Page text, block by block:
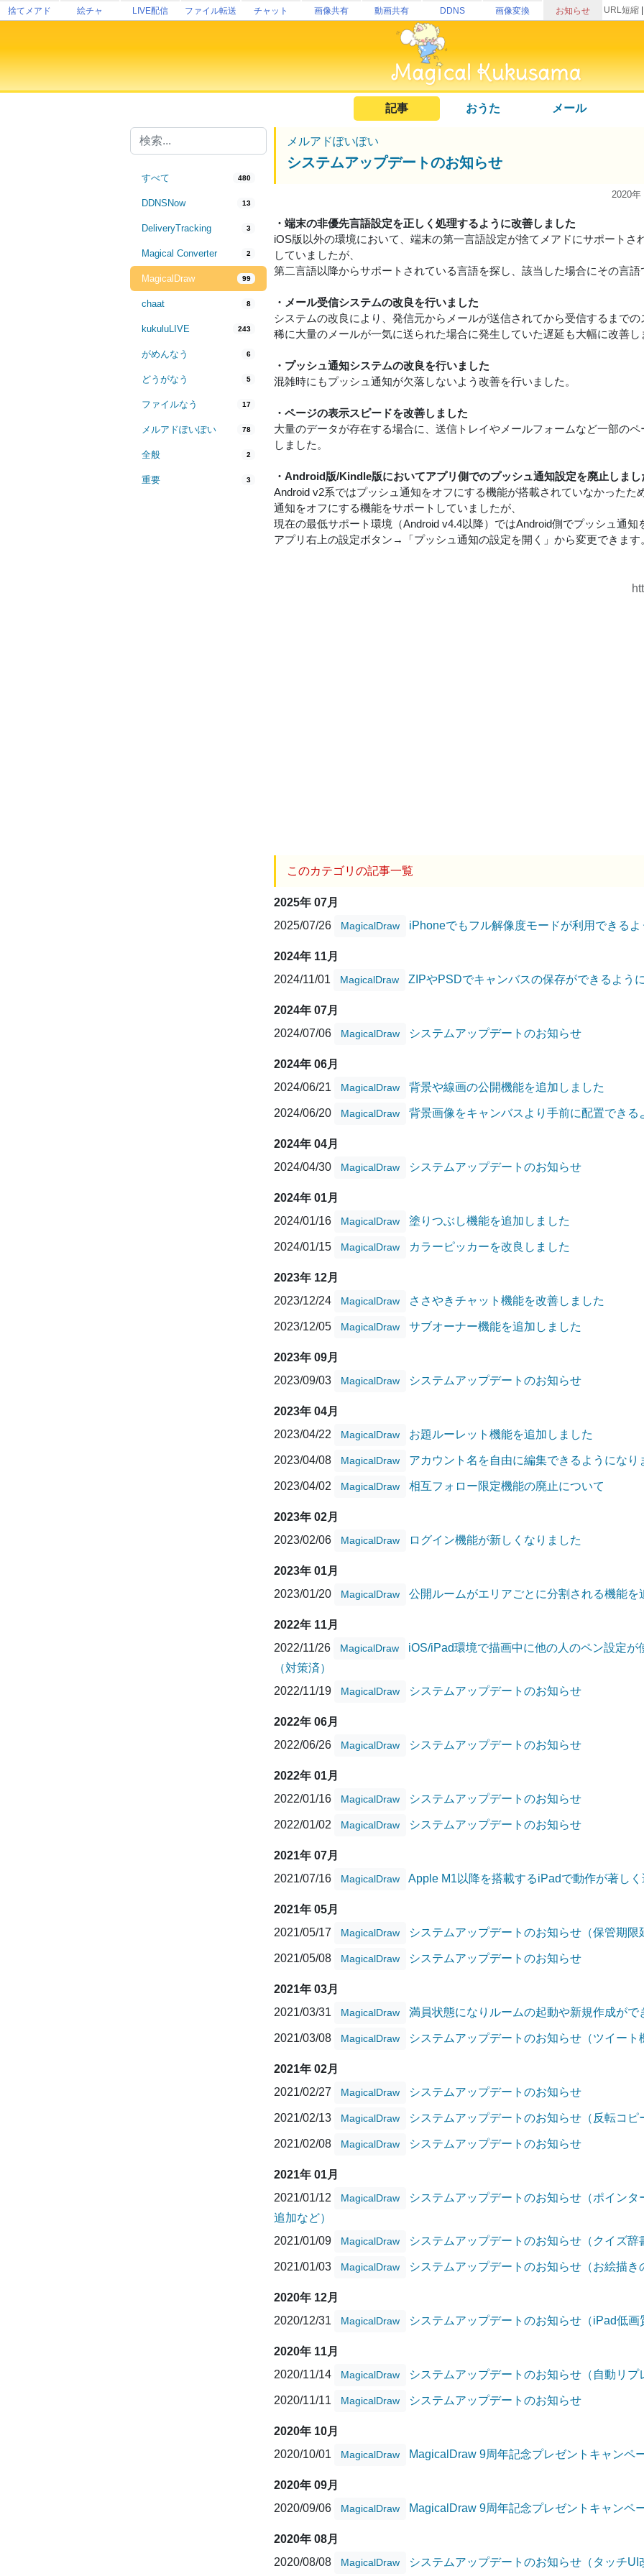
捨てメアド 絵チャ LIVE配信 ファイル転送 チャット 画像共有 動画共有 DDNS 画像変換 お知らせ URL短縮
記事 おうた メール
すべて 480
DDNSNow 13
DeliveryTracking 3
Magical Converter 2
MagicalDraw 99
chaat 8
kukuluLIVE 243
がめんなう 6
どうがなう 5
ファイルなう 17
メルアドぽいぽい 78
全般 2
重要 3
メルアドぽいぽい
システムアップデートのお知らせ
2020年
・端末の非優先言語設定を正しく処理するように改善しました
iOS版以外の環境において、端末の第一言語設定が捨てメアドにサポートさ
していましたが、
第二言語以降からサポートされている言語を探し、該当した場合にその言語
・メール受信システムの改良を行いました
システムの改良により、発信元からメールが送信されてから受信するまでの
稀に大量のメールが一気に送られた場合に発生していた遅延も大幅に改善し
・プッシュ通知システムの改良を行いました
混雑時にもプッシュ通知が欠落しないよう改善を行いました。
・ページの表示スピードを改善しました
大量のデータが存在する場合に、送信トレイやメールフォームなど一部の
しました。
・Android版/Kindle版においてアプリ側でのプッシュ通知設定を廃止しまし
Android v2系ではプッシュ通知をオフにする機能が搭載されていなかったた
通知をオフにする機能をサポートしていましたが、
現在の最低サポート環境（Android v4.4以降）ではAndroid側でプッシュ通知
アプリ右上の設定ボタン→「プッシュ通知の設定を開く」から変更できます
このカテゴリの記事一覧
2025年 07月
2025/07/26
MagicalDraw iPhoneでもフル解像度モードが利用できるよ
2024年 11月
2024/11/01
MagicalDraw ZIPやPSDでキャンバスの保存ができるよう
2024年 07月
2024/07/06
MagicalDraw システムアップデートのお知らせ
2024年 06月
2024/06/21
MagicalDraw 背景や線画の公開機能を追加しました
2024/06/20 MagicalDraw 背景画像をキャンバスより手前に配置できる
2024年 04月
2024/04/30
MagicalDraw システムアップデートのお知らせ
2024年 01月
2024/01/16
MagicalDraw 塗りつぶし機能を追加しました
2024/01/15 MagicalDraw カラーピッカーを改良しました
2023年 12月
2023/12/24
MagicalDraw ささやきチャット機能を改善しました
2023/12/05 MagicalDraw サブオーナー機能を追加しました
2023年 09月
2023/09/03
MagicalDraw システムアップデートのお知らせ
2023年 04月
2023/04/22
MagicalDraw お題ルーレット機能を追加しました
2023/04/08 MagicalDraw アカウント名を自由に編集できるようになり
2023/04/02 MagicalDraw 相互フォロー限定機能の廃止について
2023年 02月
2023/02/06
MagicalDraw ログイン機能が新しくなりました
2023年 01月
2023/01/20
MagicalDraw 公開ルームがエリアごとに分割される機能を
2022年 11月
2022/11/26
MagicalDraw
iOS/iPad環境で描画中に他の人のペン設定が
（対策済）
2022/11/19
MagicalDraw システムアップデートのお知らせ
2022年 06月
2022/06/26
MagicalDraw システムアップデートのお知らせ
2022年 01月
2022/01/16
MagicalDraw システムアップデートのお知らせ
2022/01/02 MagicalDraw システムアップデートのお知らせ
2021年 07月
2021/07/16
MagicalDraw Apple M1以降を搭載するiPadで動作が著し
2021年 05月
2021/05/17
MagicalDraw システムアップデートのお知らせ（保管期限
2021/05/08 MagicalDraw システムアップデートのお知らせ
2021年 03月
2021/03/31
MagicalDraw 満員状態になりルームの起動や新規作成がで
2021/03/08 MagicalDraw システムアップデートのお知らせ（ツイート
2021年 02月
2021/02/27
MagicalDraw システムアップデートのお知らせ
2021/02/13 MagicalDraw システムアップデートのお知らせ（反転コピ
2021/02/08 MagicalDraw システムアップデートのお知らせ
2021年 01月
2021/01/12
MagicalDraw
システムアップデートのお知らせ（ポイン
追加など）
2021/01/09
MagicalDraw システムアップデートのお知らせ（クイズ辞
2021/01/03 MagicalDraw システムアップデートのお知らせ（お絵描き
2020年 12月
2020/12/31
MagicalDraw システムアップデートのお知らせ（iPad低画
2020年 11月
2020/11/14
MagicalDraw システムアップデートのお知らせ（自動リプ
2020/11/11 MagicalDraw システムアップデートのお知らせ
2020年 10月
2020/10/01
MagicalDraw MagicalDraw 9周年記念プレゼントキャンペ
2020年 09月
2020/09/06
MagicalDraw MagicalDraw 9周年記念プレゼントキャンペ
2020年 08月
2020/08/08
MagicalDraw システムアップデートのお知らせ（タッチUI